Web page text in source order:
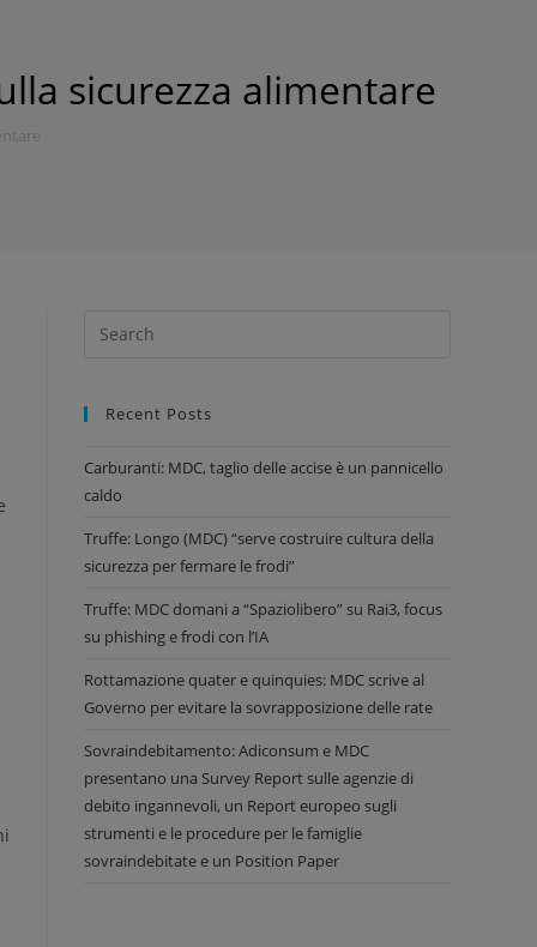
sicurezza alimentare
Recent Posts
Carburanti: MDC, taglio delle accise è un pannicello
caldo
Truffe: Longo (MDC) “serve costruire cultura della
sicurezza per fermare le frodi”
Truffe: MDC domani a “Spaziolibero” su Rai3, focus
su phishing e frodi con l’IA
Rottamazione quater e quinquies: MDC scrive al
Governo per evitare la sovrapposizione delle rate
Sovraindebitamento: Adiconsum e MDC
presentano una Survey Report sulle agenzie di
debito ingannevoli, un Report europeo sugli
strumenti e le procedure per le famiglie
sovraindebitate e un Position Paper